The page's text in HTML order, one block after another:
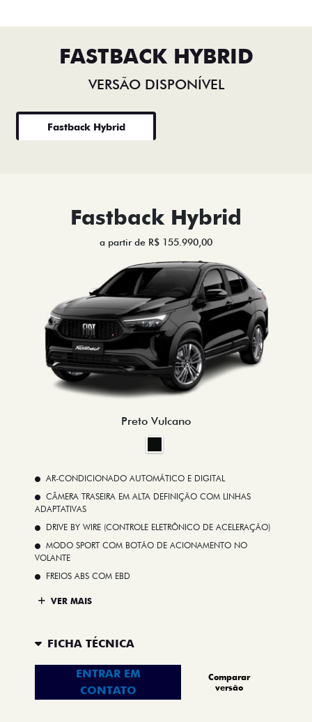
FASTBACK HYBRID
VERSÃO DISPONÍVEL
Fastback Hybrid
Fastback Hybrid
a partir de R$ 155.990,00
Preto Vulcano
AR-CONDICIONADO AUTOMÁTICO E DIGITAL
CÂMERA TRASEIRA EM ALTA DEFINIÇÃO COM LINHAS
ADAPTATIVAS
DRIVE BY WIRE (CONTROLE ELETRÔNICO DE ACELERAÇÃO)
MODO SPORT COM BOTÃO DE ACIONAMENTO NO
VOLANTE
FREIOS ABS COM EBD
VER MAIS
FICHA TÉCNICA
ENTRAR EM
CONTATO
Comparar
versão